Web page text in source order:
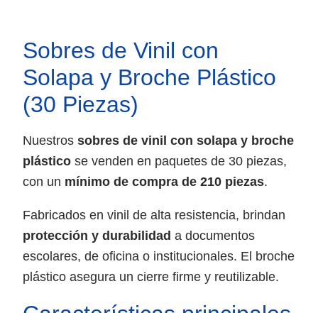
Sobres de Vinil con
Solapa y Broche Plástico
(30 Piezas)
Nuestros sobres de vinil con solapa y broche
plástico se venden en paquetes de 30 piezas,
con un mínimo de compra de 210 piezas.
Fabricados en vinil de alta resistencia, brindan
protección y durabilidad a documentos
escolares, de oficina o institucionales. El broche
plástico asegura un cierre firme y reutilizable.